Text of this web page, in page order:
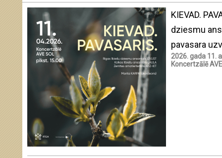
KIEVAD.
dziesmu
pavasara
2026. gada 11.
Koncertzālē